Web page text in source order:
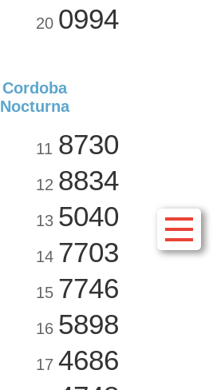
20 0994
Cordoba
Nocturna
11 8730
12 8834
13 5040
14 7703
15 7746
16 5898
17 4686